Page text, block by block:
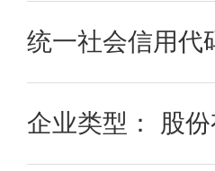
统一社会信用代
企业类型： 股